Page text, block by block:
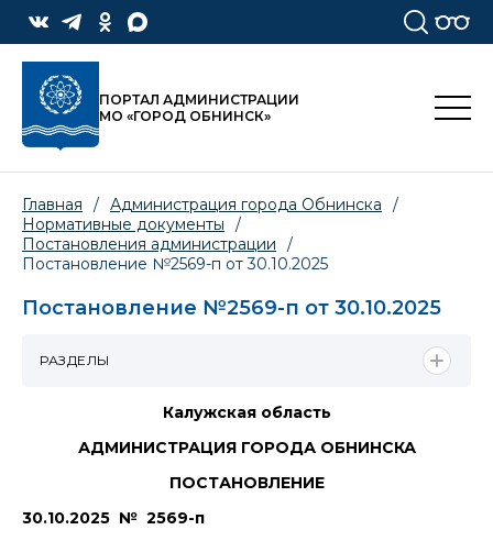
ПОРТАЛ АДМИНИСТРАЦИИ
МО «ГОРОД ОБНИНСК»
Главная / Администрация города Обнинска
/
Нормативные документы
/
Постановления администрации
/
Постановление №2569-п от 30.10.2025
Постановление №2569-п от 30.10.2025
Калужская область
АДМИНИСТРАЦИЯ ГОРОДА ОБНИНСКА
ПОСТАНОВЛЕНИЕ
30.10.2025 № 2569-п
РАЗДЕЛЫ